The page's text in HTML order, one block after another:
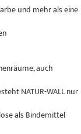
und mehr als eine
auch
NATUR-WALL nur
als Bindemittel